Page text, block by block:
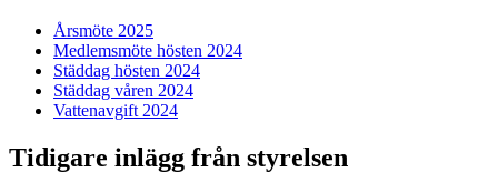
Årsmöte 2025
Medlemsmöte hösten 2024
Städdag hösten 2024
Städdag våren 2024
Vattenavgift 2024
Tidigare inlägg från styrelsen